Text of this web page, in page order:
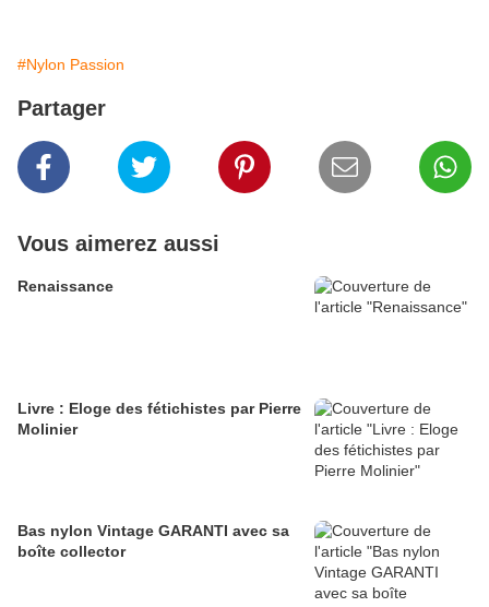
#Nylon Passion
Partager
Vous aimerez aussi
Renaissance
Livre : Eloge des fétichistes par Pierre
Molinier
Bas nylon Vintage GARANTI avec sa
boîte collector